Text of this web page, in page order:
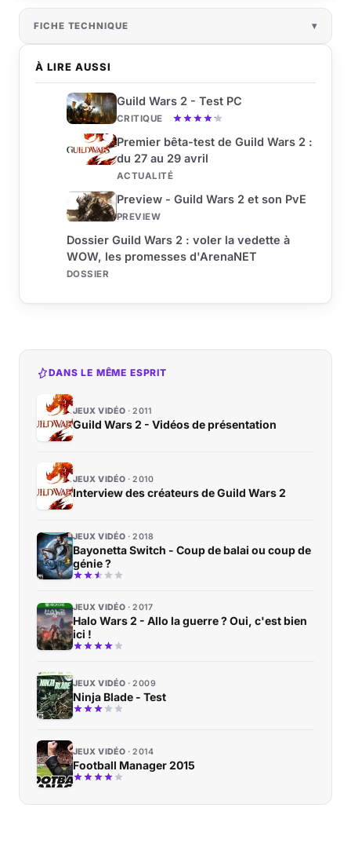
À LIRE AUSSI
Guild Wars 2 - Test PC
CRITIQUE
Premier bêta-test de Guild Wars 2 :
du 27 au 29 avril
ACTUALITÉ
Preview - Guild Wars 2 et son PvE
PREVIEW
Dossier Guild Wars 2 : voler la vedette à
WOW, les promesses d'ArenaNET
DOSSIER
FICHE TECHNIQUE
DANS LE MÊME ESPRIT
JEUX VIDÉO 2011
Guild Wars 2 - Vidéos de présentation
JEUX VIDÉO 2010
Interview des créateurs de Guild Wars 2
JEUX VIDÉO 2018
Bayonetta Switch - Coup de balai ou coup de
génie ?
JEUX VIDÉO 2017
Halo Wars 2 - Allo la guerre ? Oui, c'est bien
ici !
JEUX VIDÉO 2009
Ninja Blade - Test
JEUX VIDÉO 2014
Football Manager 2015